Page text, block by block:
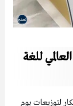
للغة
لتوزيعات يوم